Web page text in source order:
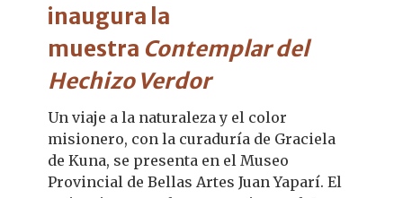
inaugura la
muestra Contemplar del
Hechizo Verdor
Un viaje a la naturaleza y el color
misionero, con la curaduría de Graciela
de Kuna, se presenta en el Museo
Provincial de Bellas Artes Juan Yaparí. El